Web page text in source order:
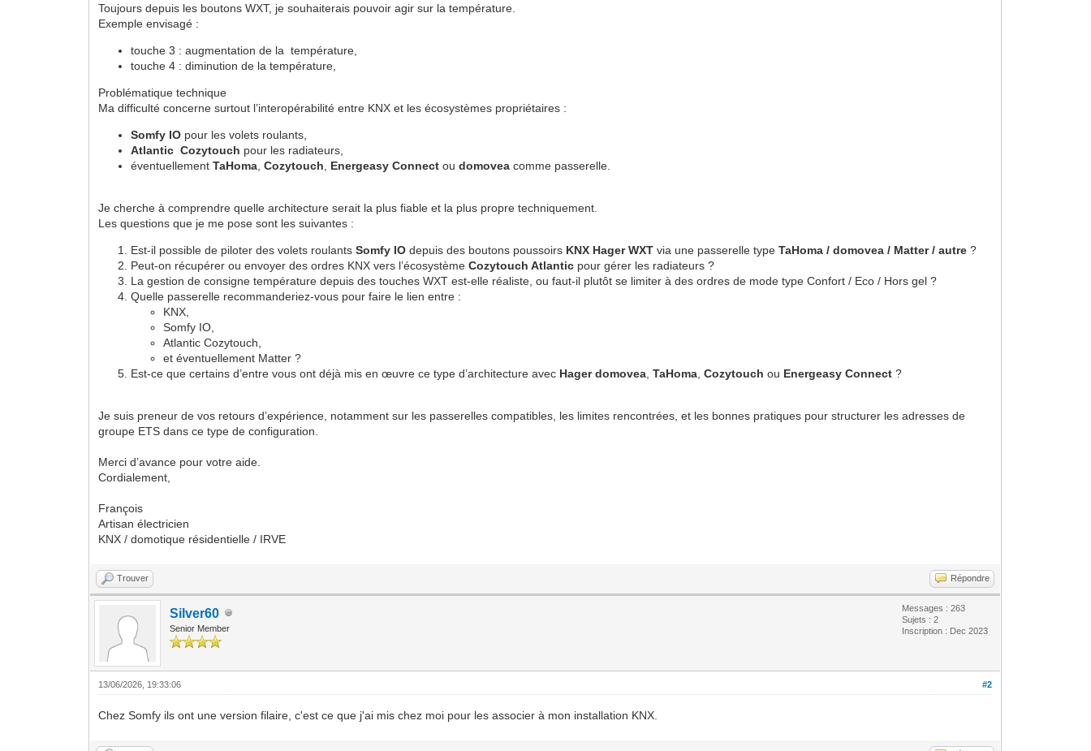
Toujours depuis les boutons WXT, je souhaiterais pouvoir agir sur la température.
Exemple envisagé :
touche 3 : augmentation de la température,
touche 4 : diminution de la température,
Problématique technique
Ma difficulté concerne surtout l’interopérabilité entre KNX et les écosystèmes propriétaires :
Somfy IO pour les volets roulants,
Atlantic Cozytouch pour les radiateurs,
éventuellementTaHoma ,Cozytouch Energeasy Connect oudomovea comme passerelle.
Je cherche à comprendre quelle architecture serait la plus fiable et la plus propre techniquement.
Les questions que je me pose sont les suivantes :
Est-il possible de piloter des volets roulantsSomfy IO depuis des boutons poussoirs KNX Hager WXT via une passerelle typeTaHoma / domovea / Matter / autre ?
Peut-on récupérer ou envoyer des ordres KNX vers l’écosystèmeCozytouch Atlantic pour gérer les radiateurs ?
La gestion de consigne température depuis des touches WXT est-elle réaliste, ou faut-il plutôt se limiter à des ordres de mode type Confort / Eco / Hors gel ?
Quelle passerelle recommanderiez-vous pour faire le lien entre :
KNX,
Somfy IO,
Atlantic Cozytouch,
et éventuellement Matter ?
Est-ce que certains d’entre vous ont déjà mis en œuvre ce type d’architecture avec Hager domovea ,TaHoma ,Cozytouch ou Energeasy Connect ?
Je suis preneur de vos retours d’expérience, notamment sur les passerelles compatibles, les limites rencontrées, et les bonnes pratiques pour structurer les adresses de
groupe ETS dans ce type de configuration.
Merci d’avance pour votre aide.
Cordialement,
François
Artisan électricien
KNX / domotique résidentielle / IRVE
Trouver Répondre
Silver60
Senior Member
Messages : 263
Sujets : 2
Inscription : Dec 2023
#2
13/06/2026, 19:33:06
Chez Somfy ils ont une version filaire, c'est ce que j'ai mis chez moi pour les associer à mon installation KNX.